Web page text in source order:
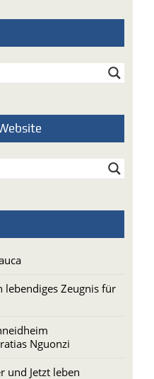
lebendiges Zeugnis für
Nguonzi
und Jetzt leben